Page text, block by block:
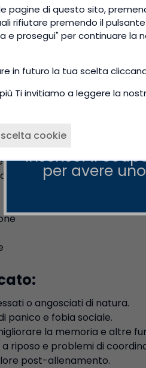
Inserisci il
per avere
malattie cardiache e
placebo, i ricercatori
di ormoni della
18091016/
un effetto inibitorio. A prima
e soprattutto per il
le cellule nervose.
portare a:
dell'ansia
o angosciati di natura.
panico e fobia sociale.
la memoria e altre
riposo e problemi di
post-allenamento.
pagine di questo sito,
rifiutare premendo il
e prosegui" per continuare
in futuro la tua scelta
Ti invitiamo a leggere la
cookie